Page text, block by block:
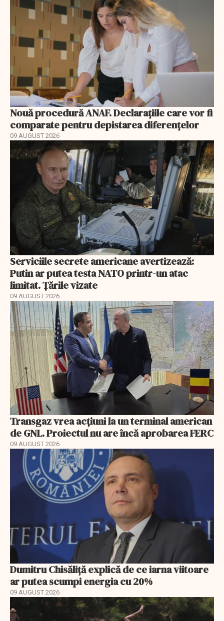
Nouă procedură ANAF. Declarațiile care vor fi
comparate pentru depistarea diferențelor
09 AUGUST 2026
Serviciile secrete americane avertizează:
Putin ar putea testa NATO printr-un atac
limitat. Țările vizate
09 AUGUST 2026
Transgaz vrea acțiuni la un terminal american
de GNL. Proiectul nu are încă aprobarea FERC
09 AUGUST 2026
Dumitru Chisăliță explică de ce iarna viitoare
ar putea scumpi energia cu 20%
09 AUGUST 2026